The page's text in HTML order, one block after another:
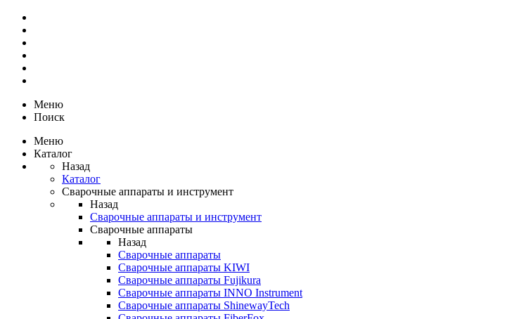
Меню
Поиск
Меню
Каталог
Назад
Каталог
Сварочные аппараты и инструмент
Назад
Сварочные аппараты и инструмент
Сварочные аппараты
Назад
Сварочные аппараты
Сварочные аппараты KIWI
Сварочные аппараты Fujikura
Сварочные аппараты INNO Instrument
Сварочные аппараты ShinewayTech